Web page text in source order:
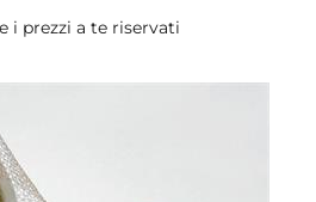
i prezzi a te riservati